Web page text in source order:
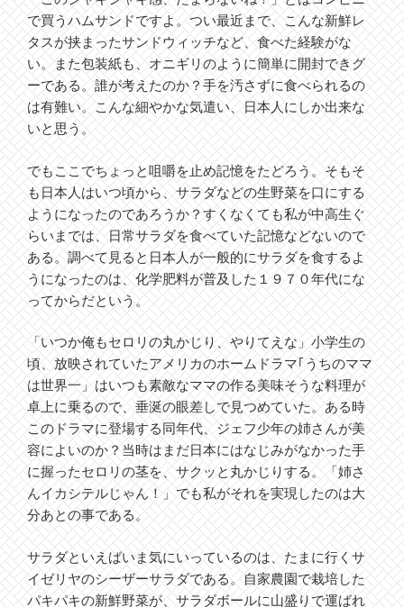
で買うハムサンドですよ。つい最近まで、こんな新鮮レ
タスが挟まったサンドウィッチなど、食べた経験がな
い。また包装紙も、オニギリのように簡単に開封できグ
ーである。誰が考えたのか？手を汚さずに食べられるの
は有難い。こんな細やかな気遣い、日本人にしか出来な
いと思う。
でもここでちょっと咀嚼を止め記憶をたどろう。そもそ
も日本人はいつ頃から、サラダなどの生野菜を口にする
ようになったのであろうか？すくなくても私が中高生ぐ
らいまでは、日常サラダを食べていた記憶などないので
ある。調べて見ると日本人が一般的にサラダを食するよ
うになったのは、化学肥料が普及した１９７０年代にな
ってからだという。
「いつか俺もセロリの丸かじり、やりてえな」小学生の
頃、放映されていたアメリカのホームドラマ｢うちのママ
は世界一」はいつも素敵なママの作る美味そうな料理が
卓上に乗るので、垂涎の眼差しで見つめていた。ある時
このドラマに登場する同年代、ジェフ少年の姉さんが美
容によいのか？当時はまだ日本にはなじみがなかった手
に握ったセロリの茎を、サクッと丸かじりする。「姉さ
んイカシテルじゃん！」でも私がそれを実現したのは大
分あとの事である。
サラダといえばいま気にいっているのは、たまに行くサ
イゼリヤのシーザーサラダである。自家農園で栽培した
パキパキの新鮮野菜が、サラダボールに山盛りで運ばれ